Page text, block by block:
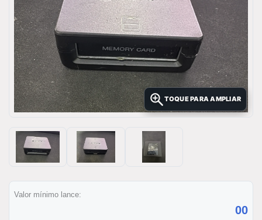
TOQUE PARA AMPLIAR
Valor mínimo lance:
00